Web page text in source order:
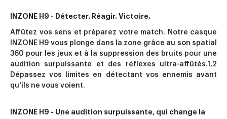
INZONE H9 - Détecter. Réagir. Victoire.
Affûtez vos sens et préparez votre match. Notre casque
INZONE H9 vous plonge dans la zone grâce au son spatial
360 pour les jeux et à la suppression des bruits pour une
audition surpuissante et des réflexes ultra-affûtés.1,2
Dépassez vos limites en détectant vos ennemis avant
qu'ils ne vous voient.
INZONE H9 - Une audition surpuissante, qui change la